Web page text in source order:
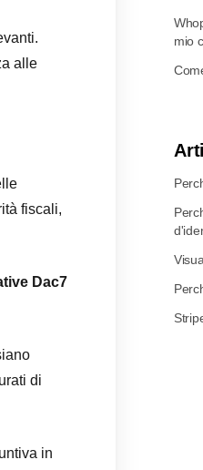
alle
fiscali,
Dac7
di
in
mio